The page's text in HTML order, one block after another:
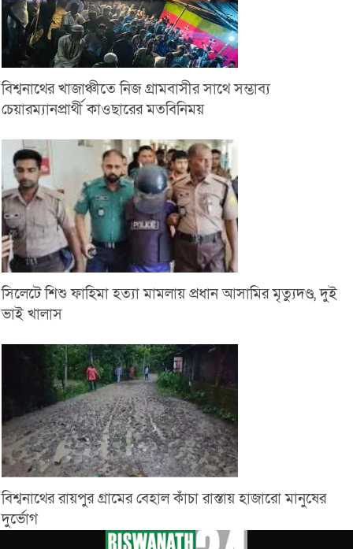
বিশ্বনাথের খাজাঞ্চীতে নিজ গ্রামবাসীর সাথে সম্ভাব্য
চেয়ারম্যানপ্রার্থী কাওছারের মতবিনিময়
সিলেটে শিশু ফাহিমা হত্যা মামলায় প্রধান আসামির মৃত্যুদণ্ড, দুই
ভাই খালাস
বিশ্বনাথের রায়পুর গ্রামের বেহাল কাঁচা রাস্তায় হাজারো মানুষের
দুর্ভোগ